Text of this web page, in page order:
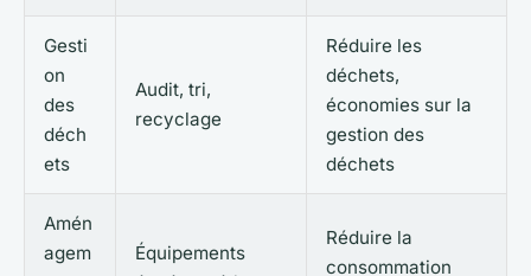
Gesti
on
des
déch
ets
Audit, tri,
recyclage
Réduire les
déchets,
économies sur la
gestion des
déchets
Amén
agem
Équipements
Réduire la
consommation